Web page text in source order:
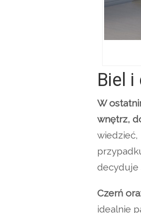
Biel i
W
wnętrz,
wiedzieć,
decyduje
Czerń
idealnie